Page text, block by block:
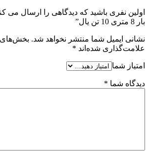
اولین نفری باشید که دیدگاهی را ارسال می
بار 8 متری 10 تن یال”
نشانی ایمیل شما منتشر نخواهد شد. بخش‌های
علامت‌گذاری شده‌اند *
امتیاز شما
دیدگاه شما *